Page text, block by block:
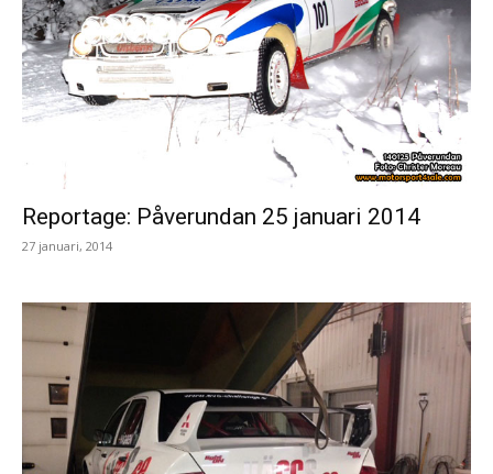
Reportage: Påverundan 25 januari 2014
27 januari, 2014